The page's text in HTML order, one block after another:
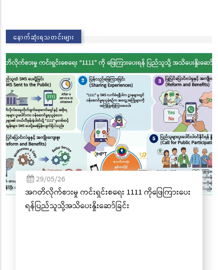
နောက်ဆုံးရသတင်းများ
02/11/25
လွိုင်ကော်မြို့၊ သမိုင်းဝင်ဆုတောင်းပြည့် မြို့နာမ်ရွှေ
စေတီတော် လုံးတော်ပြည့်ရွှေသင်္ကန်းကပ်လှူပူဇော်
ခြင်းအောင်ပွဲနှင့် (၃၆) ကြိမ်မြောက် စုပေါင်းမဟာ
ဘုံကထိန် အလှူတော်မင်္ဂလာအခမ်းအနား ကျင်းပ